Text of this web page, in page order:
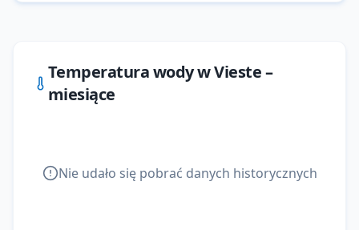
Temperatura wody wVieste–
miesiące
Nie udało się pobrać danych historycznych